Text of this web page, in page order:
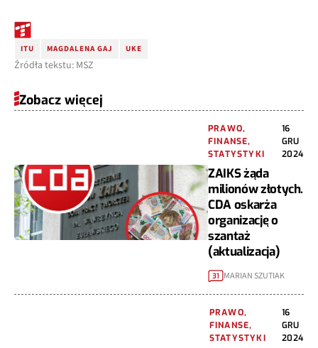
ITU MAGDALENA GAJ UKE
Źródła tekstu: MSZ
Zobacz więcej
PRAWO,
FINANSE,
STATYSTYKI
16
GRU
2024
ZAIKS żąda
milionów złotych.
CDA oskarża
organizację o
szantaż
(aktualizacja)
31 MARIAN SZUTIAK
PRAWO,
FINANSE,
STATYSTYKI
16
GRU
2024